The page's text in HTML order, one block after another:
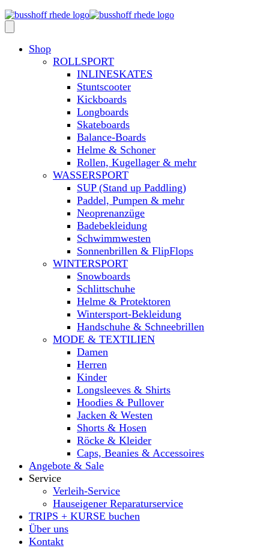
Shop
ROLLSPORT
INLINESKATES
Stuntscooter
Kickboards
Longboards
Skateboards
Balance-Boards
Helme & Schoner
Rollen, Kugellager & mehr
WASSERSPORT
SUP (Stand up Paddling)
Paddel, Pumpen & mehr
Neoprenanzüge
Badebekleidung
Schwimmwesten
Sonnenbrillen & FlipFlops
WINTERSPORT
Snowboards
Schlittschuhe
Helme & Protektoren
Wintersport-Bekleidung
Handschuhe & Schneebrillen
MODE & TEXTILIEN
Damen
Herren
Kinder
Longsleeves & Shirts
Hoodies & Pullover
Jacken & Westen
Shorts & Hosen
Röcke & Kleider
Caps, Beanies & Accessoires
Angebote & Sale
Service
Verleih-Service
Hauseigener Reparaturservice
TRIPS + KURSE buchen
Über uns
Kontakt